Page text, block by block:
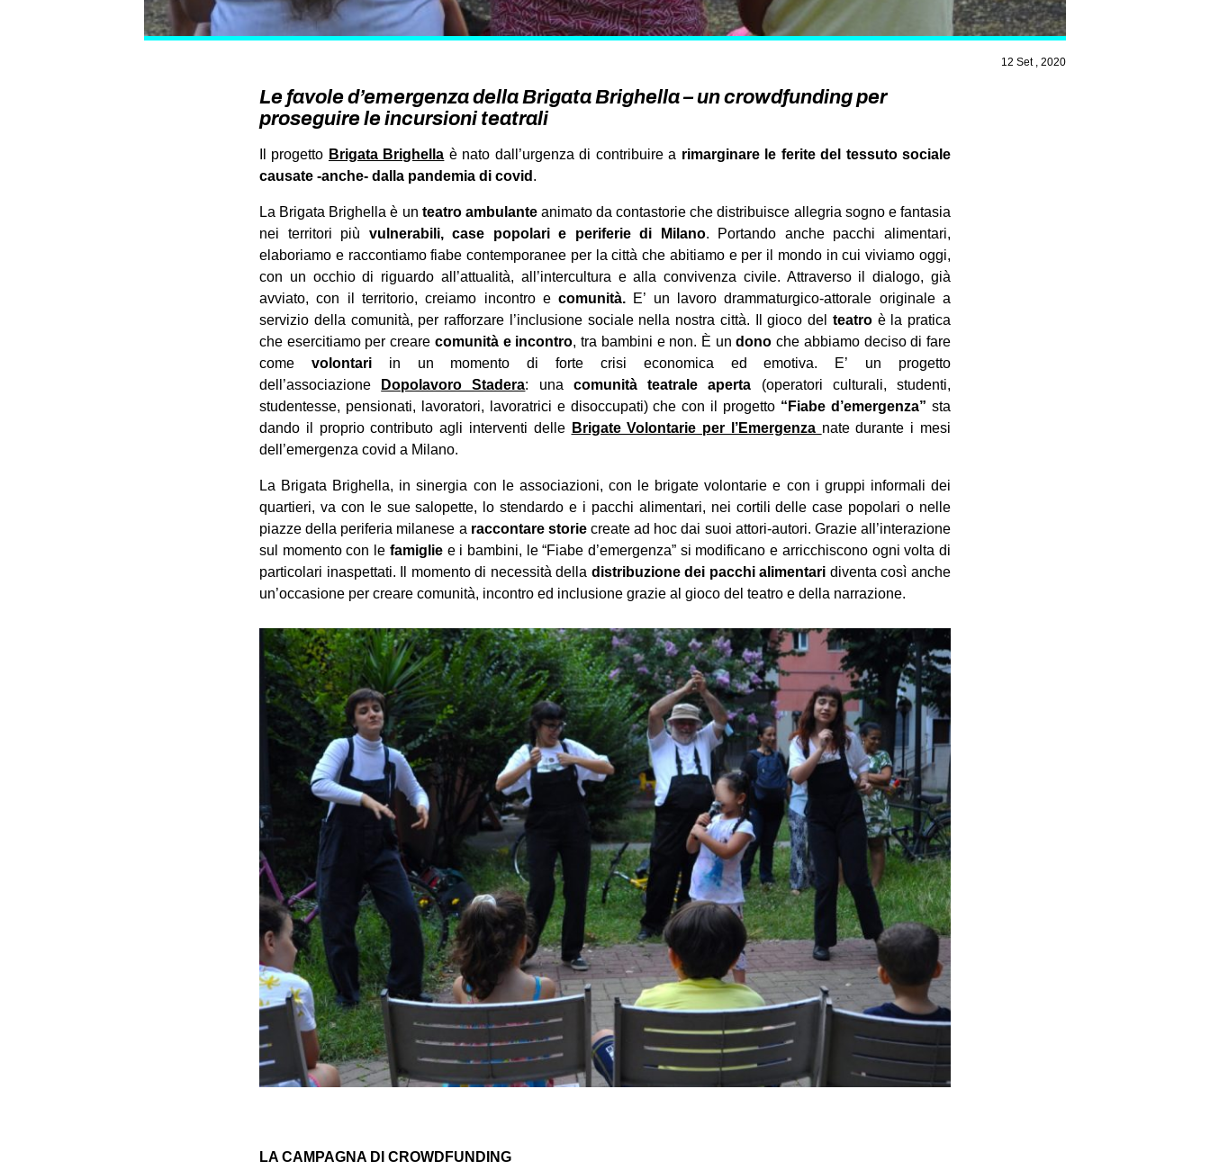
12 Set , 2020
Le favole d’emergenza della Brigata Brighella – un crowdfunding per
proseguire le incursioni teatrali
Il progetto Brigata Brighella è nato dall’urgenza di contribuire a rimarginare le ferite del tessuto sociale
causate -anche- dalla pandemia di covid .
La Brigata Brighella è un teatro ambulanteanimato da contastorie che distribuisce allegria sogno e fantasia
nei territori più vulnerabili, case popolari e periferie di Milano. Portando anche pacchi alimentari,
elaboriamo e raccontiamo fiabe contemporanee per la città che abitiamo e per il mondo in cui viviamo oggi,
con un occhio di riguardo all’attualità, all’intercultura e alla convivenza civile. Attraverso il dialogo, già
avviato, con il territorio, creiamo incontro ecomunità. E’ un lavoro drammaturgico-attorale originale a
servizio della comunità, per rafforzare l’inclusione sociale nella nostra città. Il gioco del teatroè la pratica
che esercitiamo per creare comunità e incontro, tra bambini e non. È undono che abbiamo deciso di fare
come volontariin un momento di forte crisi economica ed emotiva. E’ un progetto
dell’associazione
Dopolavoro Stadera: una comunità teatrale aperta (operatori culturali, studenti,
studentesse, pensionati, lavoratori, lavoratrici e disoccupati) che con il progetto “Fiabe d’emergenza” sta
dando il proprio contributo agli interventi delle Brigate Volontarie per l’Emergenza nate durante i mesi
dell’emergenza covid a Milano.
La Brigata Brighella, in sinergia con le associazioni, con le brigate volontarie e con i gruppi informali dei
quartieri, va con le sue salopette, lo stendardo e i pacchi alimentari, nei cortili delle case popolari o nelle
piazze della periferia milanese a raccontare storiecreate ad hoc dai suoi attori-autori. Grazie all’interazione
sul momento con le famiglie e i bambini, le “Fiabe d’emergenza” si modificano e arricchiscono ogni volta di
particolari inaspettati. Il momento di necessità della distribuzione dei pacchi alimentari diventa così anche
un’occasione per creare comunità, incontro ed inclusione grazie al gioco del teatro e della narrazione.
LA CAMPAGNA DI CROWDFUNDING